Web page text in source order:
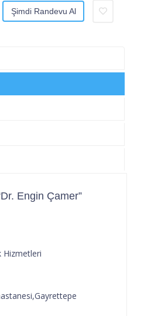
Şimdi Randevu Al
Engin Çamer”
Hizmetleri